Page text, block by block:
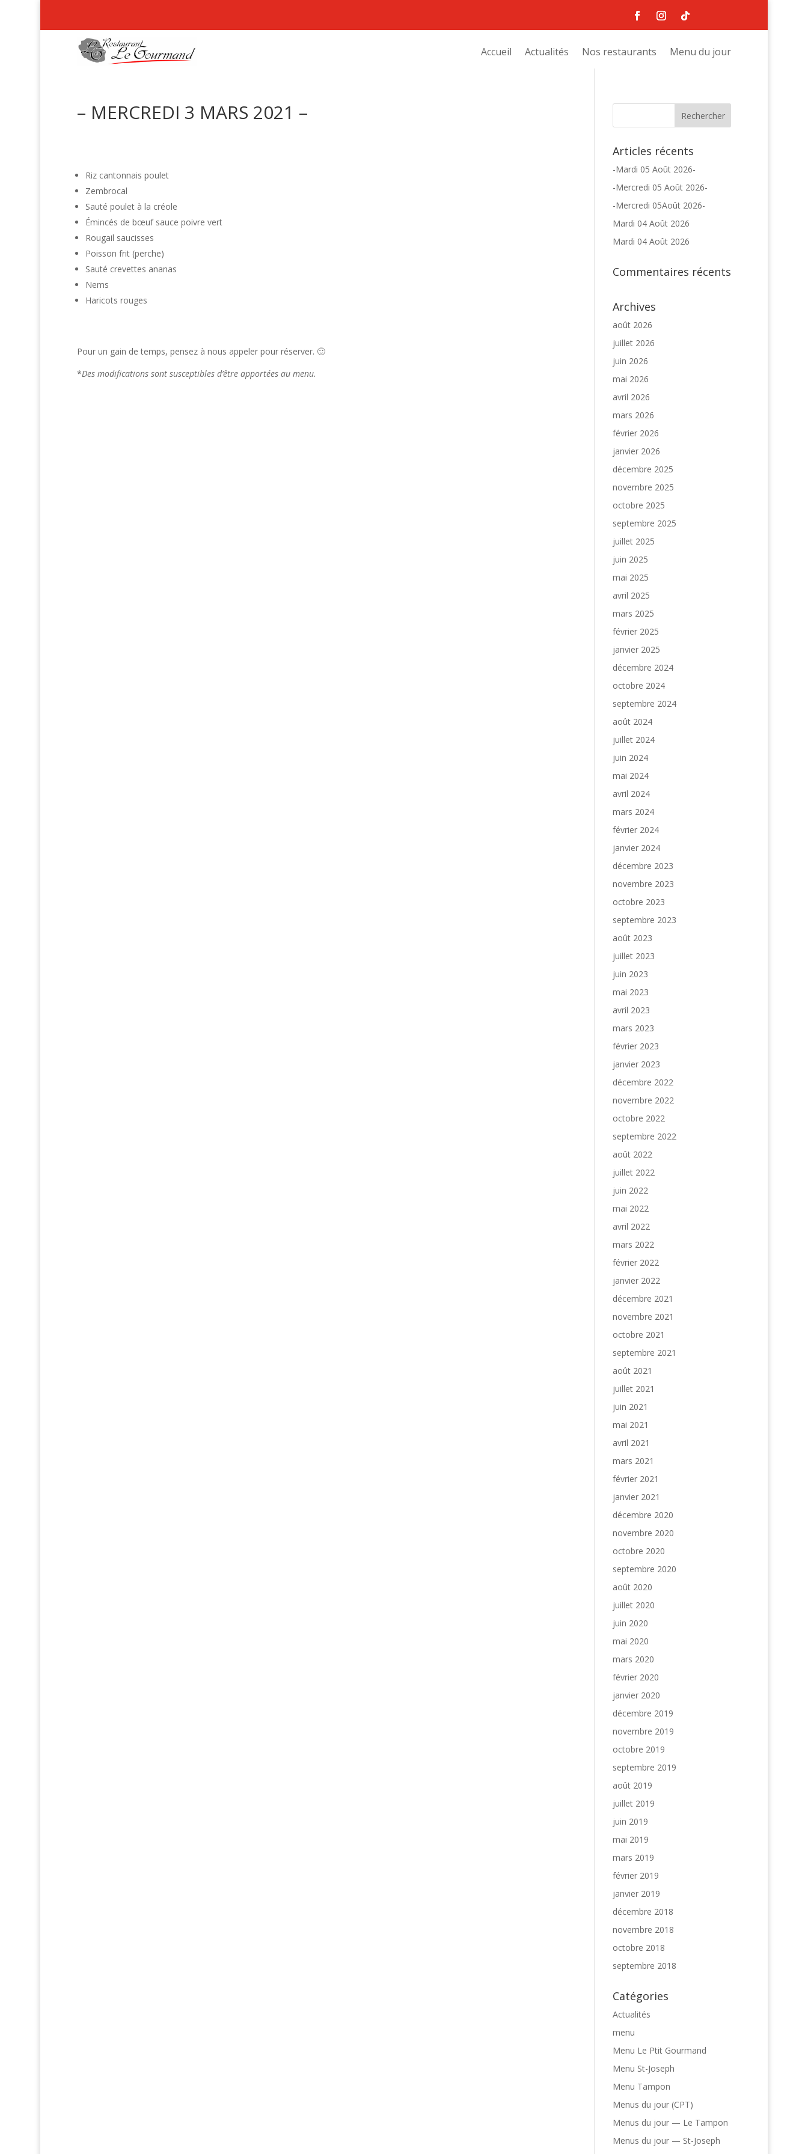
Accueil Actualités Nos restaurants Menu du jour
– MERCREDI 3 MARS 2021 –
Riz cantonnais poulet
Zembrocal
Sauté poulet à la créole
Émincés de bœuf sauce poivre vert
Rougail saucisses
Poisson frit (perche)
Sauté crevettes ananas
Nems
Haricots rouges
Pour un gain de temps, pensez à nous appeler pour réserver. 🙂
*Des modifications sont susceptibles d’être apportées au menu.
Articles récents
-Mardi 05 Août 2026-
-Mercredi 05 Août 2026-
-Mercredi 05Août 2026-
Mardi 04 Août 2026
Mardi 04 Août 2026
Commentaires récents
Archives
août 2026
juillet 2026
juin 2026
mai 2026
avril 2026
mars 2026
février 2026
janvier 2026
décembre 2025
novembre 2025
octobre 2025
septembre 2025
juillet 2025
juin 2025
mai 2025
avril 2025
mars 2025
février 2025
janvier 2025
décembre 2024
octobre 2024
septembre 2024
août 2024
juillet 2024
juin 2024
mai 2024
avril 2024
mars 2024
février 2024
janvier 2024
décembre 2023
novembre 2023
octobre 2023
septembre 2023
août 2023
juillet 2023
juin 2023
mai 2023
avril 2023
mars 2023
février 2023
janvier 2023
décembre 2022
novembre 2022
octobre 2022
septembre 2022
août 2022
juillet 2022
juin 2022
mai 2022
avril 2022
mars 2022
février 2022
janvier 2022
décembre 2021
novembre 2021
octobre 2021
septembre 2021
août 2021
juillet 2021
juin 2021
mai 2021
avril 2021
mars 2021
février 2021
janvier 2021
décembre 2020
novembre 2020
octobre 2020
septembre 2020
août 2020
juillet 2020
juin 2020
mai 2020
mars 2020
février 2020
janvier 2020
décembre 2019
novembre 2019
octobre 2019
septembre 2019
août 2019
juillet 2019
juin 2019
mai 2019
mars 2019
février 2019
janvier 2019
décembre 2018
novembre 2018
octobre 2018
septembre 2018
Catégories
Actualités
menu
Menu Le Ptit Gourmand
Menu St-Joseph
Menu Tampon
Menus du jour (CPT)
Menus du jour — Le Tampon
Menus du jour — St-Joseph